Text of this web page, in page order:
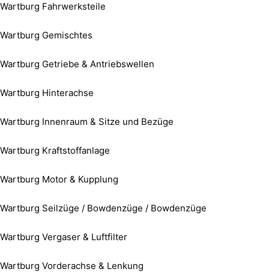
Wartburg Fahrwerksteile
Wartburg Gemischtes
Wartburg Getriebe & Antriebswellen
Wartburg Hinterachse
Wartburg Innenraum & Sitze und Bezüge
Wartburg Kraftstoffanlage
Wartburg Motor & Kupplung
Wartburg Seilzüge / Bowdenzüge / Bowdenzüge
Wartburg Vergaser & Luftfilter
Wartburg Vorderachse & Lenkung